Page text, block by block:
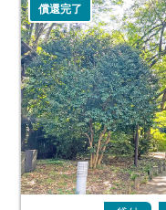
償還完了